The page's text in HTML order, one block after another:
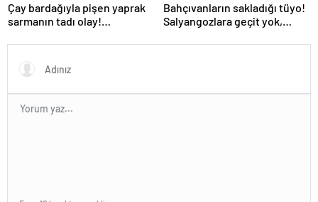
Çay bardağıyla pişen yaprak
sarmanın tadı olay!
Bahçıvanların sakladığı tüyo!
Salyangozlara geçit yok,